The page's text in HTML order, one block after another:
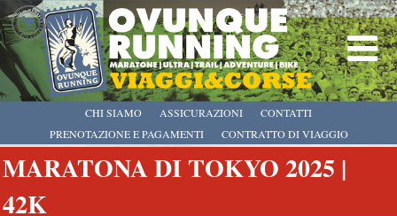
CHI SIAMO
PRENOTAZIONE E PAGAMENTI
CONTRATTO DI VIAGGIO
ASSICURAZIONI CONTATTI
MARATONA DI TOKYO 2025 |
42K